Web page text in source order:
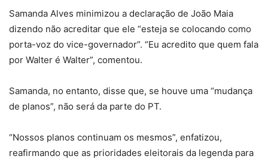
Samanda Alves minimizou a declaração de João Maia
dizendo não acreditar que ele “esteja se colocando como
porta-voz do vice-governador”. “Eu acredito que quem fala
por Walter é Walter”, comentou.
Samanda, no entanto, disse que, se houve uma “mudança
de planos”, não será da parte do PT.
“Nossos planos continuam os mesmos”, enfatizou,
reafirmando que as prioridades eleitorais da legenda para